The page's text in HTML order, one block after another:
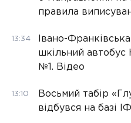
правила
13:34
Івано-
шкільний автобус
№1. Відео
13:10
Восьмий табір
відбувся на базі